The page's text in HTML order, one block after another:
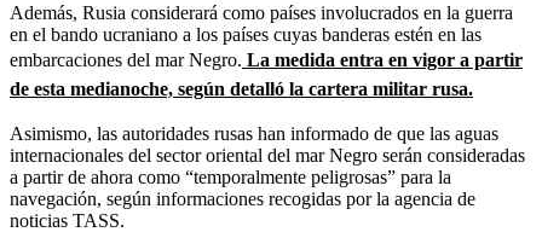
Además, Rusia considerará como países involucrados en la guerra
en el bando ucraniano a los países cuyas banderas estén en las
embarcaciones del mar Negro. La medida entra en vigor a partir
de esta medianoche, según detalló la cartera militar rusa.
Asimismo, las autoridades rusas han informado de que las aguas
internacionales del sector oriental del mar Negro serán consideradas
a partir de ahora como “temporalmente peligrosas” para la
navegación, según informaciones recogidas por la agencia de
noticias TASS.